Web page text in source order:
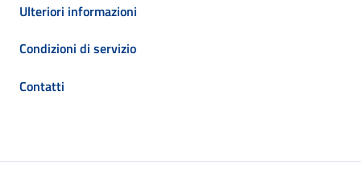
Ulteriori informazioni
Condizioni di servizio
Contatti